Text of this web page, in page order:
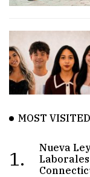
MOST VISITED
1.
Nueva